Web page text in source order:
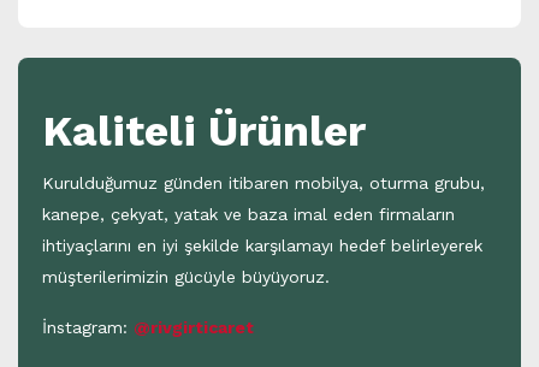
Kaliteli Ürünler
Kurulduğumuz günden itibaren mobilya, oturma grubu,
kanepe, çekyat, yatak ve baza imal eden firmaların
ihtiyaçlarını en iyi şekilde karşılamayı hedef belirleyerek
müşterilerimizin gücüyle büyüyoruz.
İnstagram: @rivgirticaret